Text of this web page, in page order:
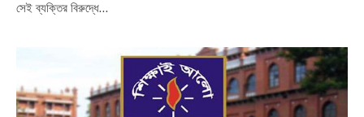
সেই ব্যক্তির বিরুদ্ধে…